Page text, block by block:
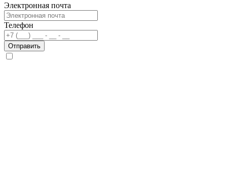
Электронная почта
Телефон
Отправить